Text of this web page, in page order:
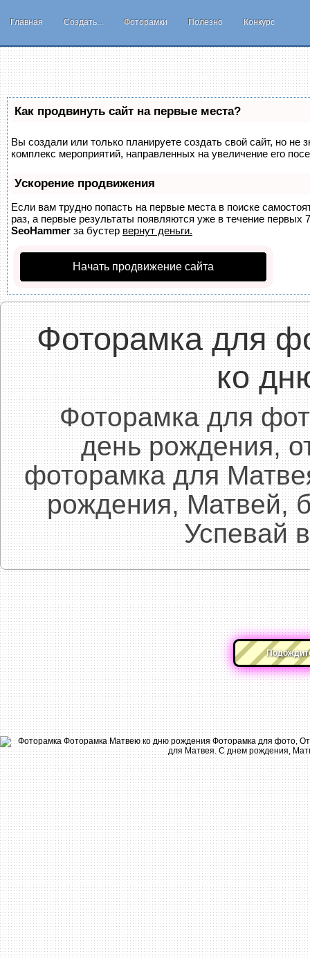
Главная Создать... Фоторамки Полезно Конкурс
Как продвинуть сайт на первые места?
Вы создали или только планируете создать свой сайт, но не
комплекс мероприятий, направленных на увеличение его
Ускорение продвижения
Если вам трудно попасть на первые места в поиске
раз, а первые результаты появляются уже в течение первых
SeoHammer за бустер вернут деньги.
Начать продвижение сайта
Фоторамка для
ко
Фоторамка для
день рождения,
фоторамка для
рождения, Матвей,
Успевай